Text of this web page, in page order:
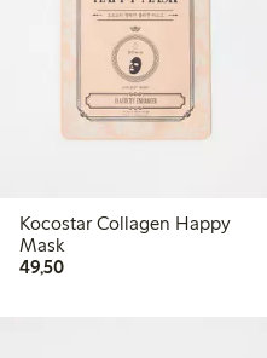
Kocostar Collagen Happy
Mask
49,5049,50 kr